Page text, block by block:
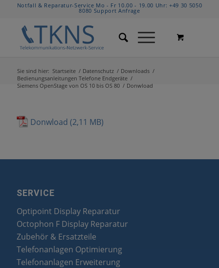
Notfall & Reparatur-Service Mo - Fr 10.00 - 19.00 Uhr:+49 30 5050
8080 Support Anfrage
Sie sind hier: Startseite / Datenschutz / Downloads /
Bedienungsanleitungen Telefone Endgeräte /
Siemens OpenStage von OS 10 bis OS 80 / Donwload
Donwload
SERVICE
Optipoint Display Reparatur
Octophon F Display Reparatur
Zubehör & Ersatzteile
Telefonanlagen Optimierung
Telefonanlagen Erweiterung